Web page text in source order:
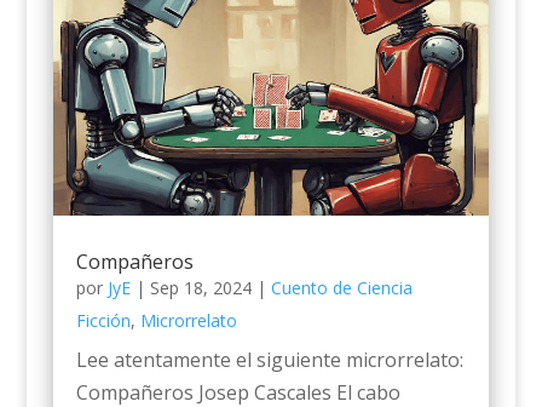
Compañeros
por JyE| Sep 18, 2024| Cuento de Ciencia
Ficción, Microrrelato
Lee atentamente el siguiente microrrelato:
Compañeros Josep Cascales El cabo